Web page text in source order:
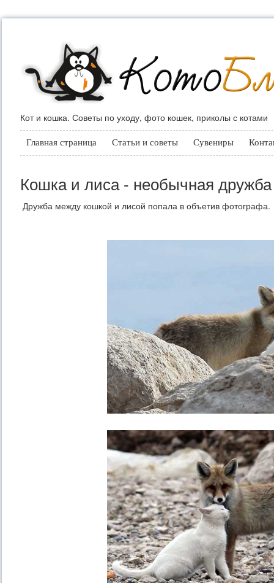
Кот и кошка. Советы по уходу, фото кошек, приколы с котами
Главная страница Статьи и советы Сувениры
Кошка и лиса - необычная
Дружба между кошкой и лисой попала в объетив фотографа.